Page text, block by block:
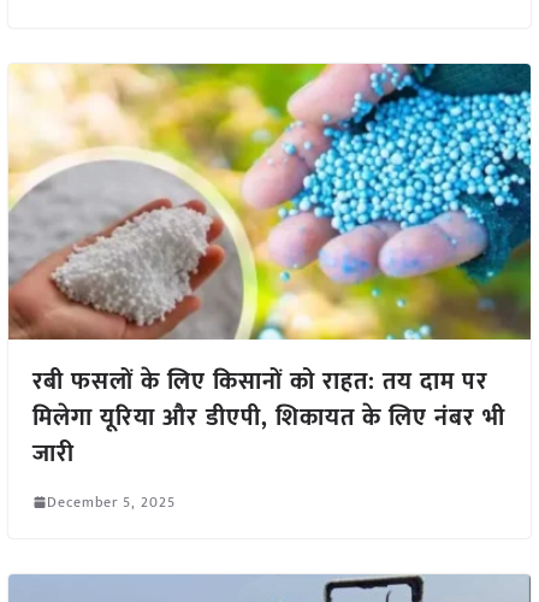
रबी फसलों के लिए किसानों को राहत: तय दाम पर
मिलेगा यूरिया और डीएपी, शिकायत के लिए नंबर भी
जारी
December 5, 2025